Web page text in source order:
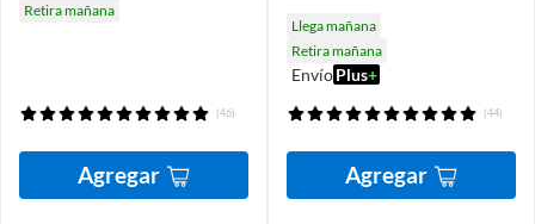
Retira mañana
(46)
Agregar
Llega mañana
Retira mañana
EnvíoPlus+
(44)
Agregar